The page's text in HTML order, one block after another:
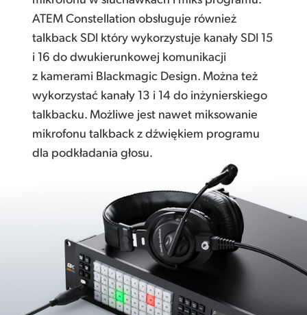
ATEM Constellation obsługuje również
talkback SDI który wykorzystuje kanały SDI 15
i 16 do dwukierunkowej komunikacji
z kamerami Blackmagic Design. Można też
wykorzystać kanały 13 i 14 do inżynierskiego
talkbacku. Możliwe jest nawet miksowanie
mikrofonu talkback z dźwiękiem programu
dla podkładania głosu.